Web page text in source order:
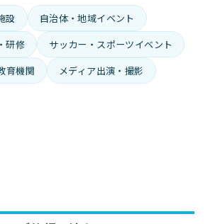
設
自治体・地域イベント
研修
サッカー・スポーツイベント
育機関
メディア出演・撮影